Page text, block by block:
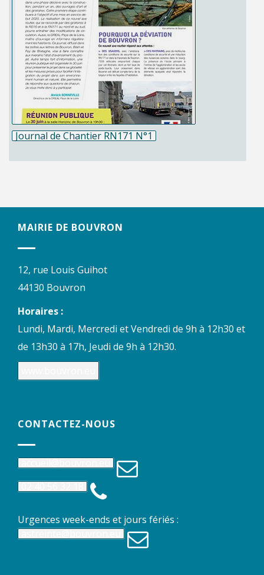
Journal de Chantier RN171 N°1
MAIRIE DE BOUVRON
12, rue Louis Guihot
44130 Bouvron
Horaires :
Lundi, Mardi, Mercredi et Vendredi de 9h à 12h30 et
de 13h30 à 17h, Jeudi de 9h à 12h30.
CONTACTEZ-NOUS
Urgences week-ends et jours fériés :